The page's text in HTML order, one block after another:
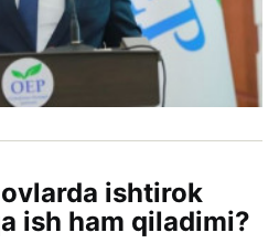
ishtirok
ish ham qiladimi?